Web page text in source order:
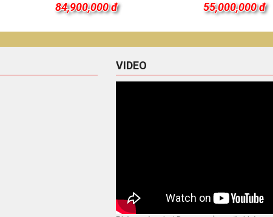
84,900,000 đ 55,000,000 đ
VIDEO